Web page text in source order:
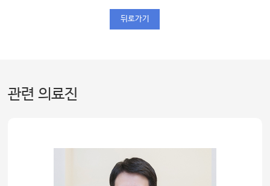
뒤로가기
관련 의료진